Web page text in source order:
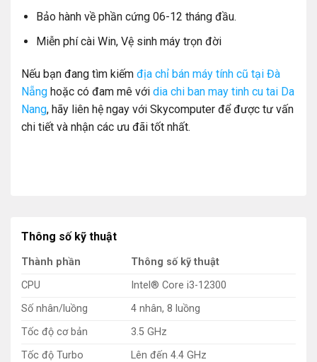
Bảo hành về phần cứng 06-12 tháng đầu.
Miễn phí cài Win, Vệ sinh máy trọn đời
Nếu bạn đang tìm kiếm địa chỉ bán máy tính cũ tại Đà
Nẵng hoặc có đam mê với dia chi ban may tinh cu tai Da
Nang, hãy liên hệ ngay với Skycomputer để được tư vấn
chi tiết và nhận các ưu đãi tốt nhất.
Thông số kỹ thuật
Thành phần
Thông số kỹ thuật
CPU
Intel® Core i3-12300
Số nhân/luồng
4 nhân, 8 luồng
Tốc độ cơ bản
3.5 GHz
Tốc độ Turbo
Lên đến 4.4 GHz